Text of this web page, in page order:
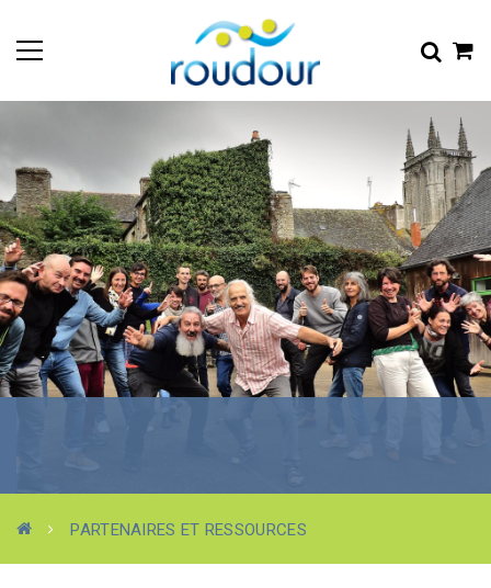
PARTENAIRES ET RESSOURCES